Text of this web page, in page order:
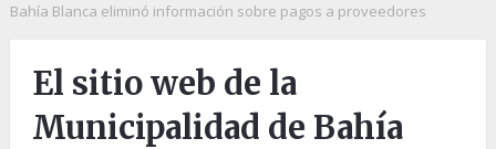
Bahía Blanca eliminó información sobre pagos a proveedores
El sitio web de la
Municipalidad de Bahía